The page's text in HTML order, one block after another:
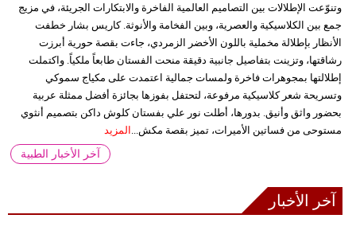
وتنوّعت الإطلالات بين التصاميم العالمية الفاخرة والابتكارات الجريئة، في مزيج
جمع بين الكلاسيكية والعصرية، وبين الفخامة والأنوثة. كاريس بشار خطفت
الأنظار بإطلالة مخملية باللون الأخضر الزمردي، جاءت بقصة حورية أبرزت
رشاقتها، وتزينت بتفاصيل جانبية دقيقة منحت الفستان طابعاً ملكياً. واكتملت
إطلالتها بمجوهرات فاخرة ولمسات جمالية اعتمدت على مكياج سموكي
وتسريحة شعر كلاسيكية مرفوعة، لتحتفل بفوزها بجائزة أفضل ممثلة عربية
بحضور واثق وأنيق. بدورها، أطلت نور علي بفستان كلوش داكن بتصميم أنثوي
مستوحى من فساتين الأميرات، تميز بقصة مكش...
المزيد
آخر الأخبار الطبية
آخر الأخبار